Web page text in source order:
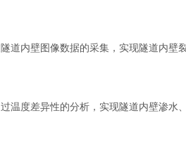
内壁图像数据的采集，实现隧道内壁
温度差异性的分析，实现隧道内壁渗水